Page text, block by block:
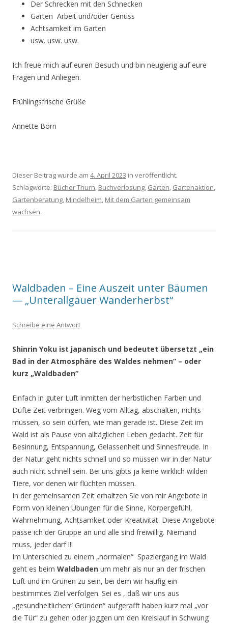
Der Schrecken mit den Schnecken
Garten Arbeit und/oder Genuss
Achtsamkeit im Garten
usw. usw. usw.
Ich freue mich auf euren Besuch und bin neugierig auf eure
Fragen und Anliegen.
Frühlingsfrische Grüße
Annette Born
Dieser Beitrag wurde am 4. April 2023 in veröffentlicht.
Schlagworte: Bücher Thurn, Buchverlosung, Garten, Gartenaktion,
Gartenberatung, Mindelheim, Mit dem Garten gemeinsam
wachsen.
Waldbaden – Eine Auszeit unter Bäumen
— „Unterallgäuer Wanderherbst“
Schreibe eine Antwort
Shinrin Yoku ist japanisch und bedeutet übersetzt „ein
Bad in der Atmosphäre des Waldes nehmen“ – oder
kurz „Waldbaden“
Einfach in guter Luft inmitten der herbstlichen Farben und
Düfte Zeit verbringen. Weg vom Alltag, abschalten, nichts
müssen, so sein dürfen, wie man gerade ist. Diese Zeit im
Wald ist als Pause von alltäglichen Leben gedacht. Zeit für
Besinnung, Entspannung, Gelassenheit und Sinnesfreude. In
der Natur geht nichts schnell und so müssen wir in der Natur
auch nicht schnell sein. Bei uns gibts ja keine wirklich wilden
Tiere, vor denen wir flüchten müssen.
In der gemeinsamen Zeit erhaltzen Sie von mir Angebote in
Form von kleinen Übungen für die Sinne, Körpergefühl,
Wahrnehmung, Achtsamkeit oder Kreativität. Diese Angebote
passe ich der Gruppe an und alle sind freiwillig. Niemand
muss, jeder darf !!!
Im Unterschied zu einem „normalen“ Spaziergang im Wald
geht es beim Waldbaden um mehr als nur an der frischen
Luft und im Grünen zu sein, bei dem wir häufig ein
bestimmtes Ziel verfolgen. Sei es , daß wir uns aus
„gesundheitlichen“ Gründen“ aufgerafft haben kurz mal „vor
die Tür“ zu gehen oder joggen um den Kreislauf in Schwung